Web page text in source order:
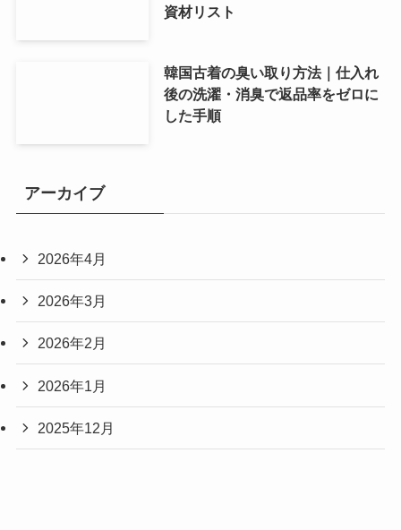
資材リスト
韓国古着の臭い取り方法｜仕入れ
後の洗濯・消臭で返品率をゼロに
した手順
アーカイブ
2026年4月
2026年3月
2026年2月
2026年1月
2025年12月